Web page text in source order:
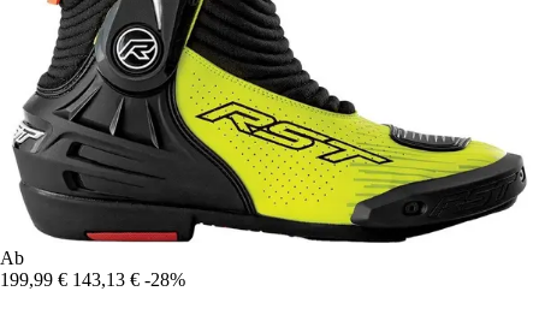
Ab
199,99 € 143,13 € -28%